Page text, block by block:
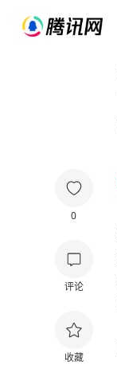
0
评论
收藏